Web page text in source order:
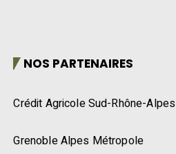
NOS PARTENAIRES
Crédit Agricole Sud-Rhône-Alpes
Grenoble Alpes Métropole